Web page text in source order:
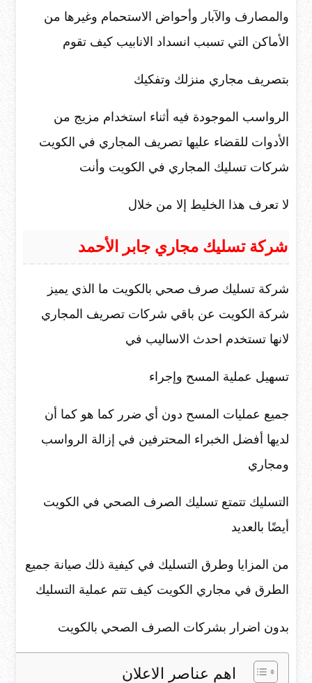
والمصارف والآبار وأحواض الاستحمام وغيرها من
الأماكن التي تسبب انسداد الانابيب كيف تقوم
بتصريف مجاري منزلك وتفكيك
الرواسب الموجودة فيه أثناء استخدام مزيج من
الأدوات للقضاء عليها تصريف المجاري في الكويت
شركات تسليك المجاري في الكويت وأنت
لا تعرف هذا الخليط إلا من خلال
شركة تسليك مجاري جابر الأحمد
شركة تسليك صرف صحي بالكويت ما الذي يميز
شركة الكويت عن باقي شركات تصريف المجاري
لانها تستخدم احدث الاساليب في
تسهيل عملية المسح وإجراء
جميع عمليات المسح دون أي ضرر كما هو كما أن
لديها أفضل الخبراء المحترفين في إزالة الرواسب
ومجاري
التسليك تتمتع تسليك الصرف الصحي في الكويت
أيضًا بالعديد
من المزايا وطرق التسليك في كيفية ذلك صيانة جميع
الطرق في مجاري الكويت كيف تتم عملية التسليك
بدون اضرار بشركات الصرف الصحي بالكويت
اهم عناصر الاعلان